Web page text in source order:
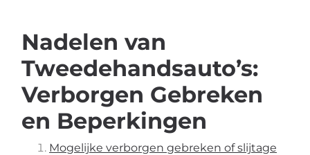
Nadelen van
Tweedehandsauto’s:
Verborgen Gebreken
en Beperkingen
Mogelijke verborgen gebreken of slijtage